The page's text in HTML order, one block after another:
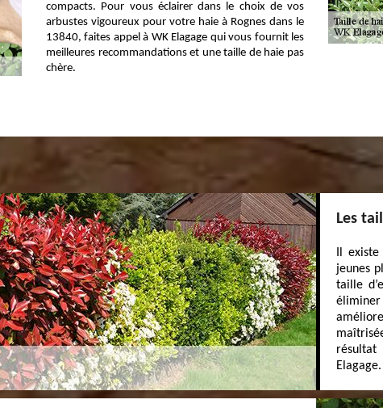
compacts. Pour vous éclairer dans le choix de vos
arbustes vigoureux pour votre haie à Rognes dans le
13840, faites appel à WK Elagage qui vous fournit les
meilleures recommandations et une taille de haie pas
chère.
Les
Il
jeunes
taille
résultat
Elagage.